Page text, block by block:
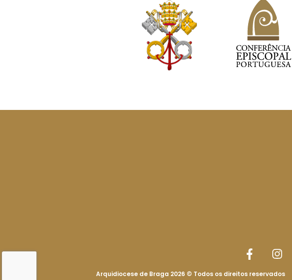
Arquidiocese de Braga 2026 © Todos os direitos reservados